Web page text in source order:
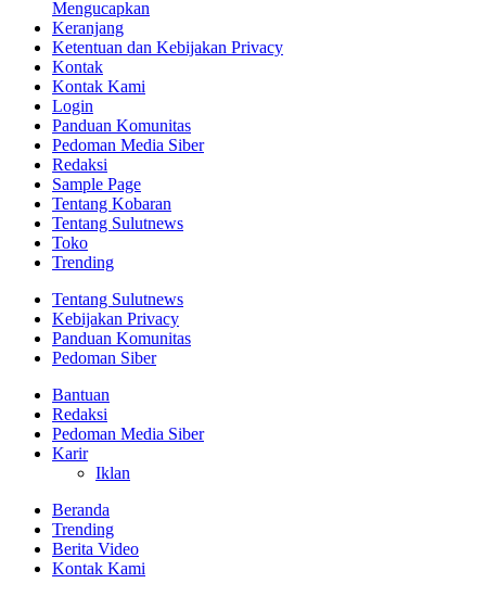
Mengucapkan
Keranjang
Ketentuan dan Kebijakan Privacy
Kontak
Kontak Kami
Login
Panduan Komunitas
Pedoman Media Siber
Redaksi
Sample Page
Tentang Kobaran
Tentang Sulutnews
Toko
Trending
Tentang Sulutnews
Kebijakan Privacy
Panduan Komunitas
Pedoman Siber
Bantuan
Redaksi
Pedoman Media Siber
Karir
Iklan
Beranda
Trending
Berita Video
Kontak Kami